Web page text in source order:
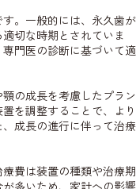
。一般的には、永久歯が
切な時期とされていま
門医の診断に基づいて適
の成長を考慮したプラン
を調整することで、より
成長の進行に伴って治療
費は装置の種類や治療期
多いため、家計への影響